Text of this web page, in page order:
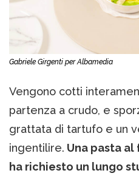
Gabriele Girgenti per Albamedia
Vengono cotti
partenza a crudo, e
grattata di tartufo e un
ingentilire. Una pasta al
ha richiesto un lungo